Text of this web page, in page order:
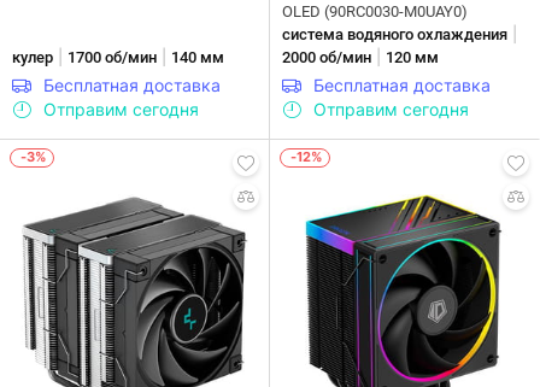
кулер 1700 об/мин 140 мм
Бесплатная доставка
Отправим сегодня
OLED (90RC0030-M0UAY0)
система водяного охлаждения
2000 об/мин 120 мм
Бесплатная доставка
Отправим сегодня
-3% -12%